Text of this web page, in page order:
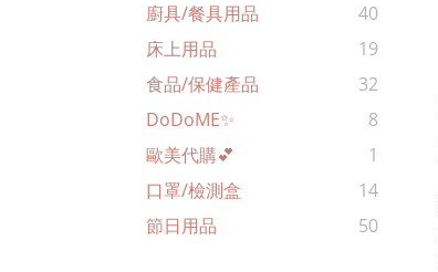
廚具/餐具用品
40
床上用品
19
食品/保健產品
32
DoDoME✨
8
歐美代購💕
1
口罩/檢測盒
14
節日用品
50